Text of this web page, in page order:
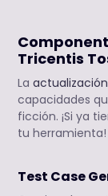
Tricentis
La
capacidades
ficción. ¡Si ya
tu herramienta!
Test Case